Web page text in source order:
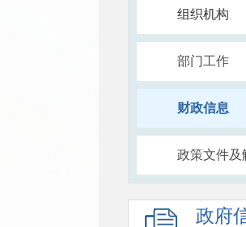
组织机构
部门工作
财政信息
政策文件及
政府